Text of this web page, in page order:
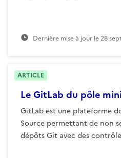
Dernière mise à jour le28
Le GitLab du pôle
GitLab est une plateforme
Source permettant de non
dépôts Git avec des
ARTICLE